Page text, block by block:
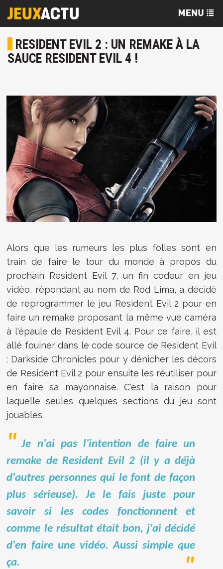
RESIDENT EVIL 2 : UN REMAKE À LA
SAUCE RESIDENT EVIL 4 !
Alors que les rumeurs les plus folles sont en
train de faire le tour du monde à propos du
prochain Resident Evil 7, un fin codeur en jeu
vidéo, répondant au nom de Rod Lima, a décidé
de reprogrammer le jeu Resident Evil 2 pour en
faire un remake proposant la même vue caméra
à l'épaule de Resident Evil 4. Pour ce faire, il est
allé fouiner dans le code source de Resident Evil
: Darkside Chronicles pour y dénicher les décors
de Resident Evil 2 pour ensuite les réutiliser pour
en faire sa mayonnaise. C'est la raison pour
laquelle seules quelques sections du jeu sont
jouables.
Je n'ai pas l'intention de faire un
remake de Resident Evil 2 (il y a déjà
d'autres personnes qui le font de façon
plus sérieuse). Je le fais juste pour
savoir si les codes fonctionnent et
comme le résultat était bon, j'ai décidé
d'en faire une vidéo. Aussi simple que
ça.